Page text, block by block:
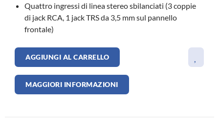
Quattro ingressi di linea stereo sbilanciati (3 coppie
di jack RCA, 1 jack TRS da 3,5 mm sul pannello
frontale)
AGGIUNGI AL CARRELLO
MAGGIORI INFORMAZIONI